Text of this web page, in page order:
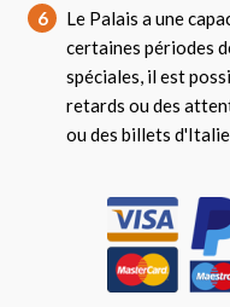
6
Le Palais a une
certaines périodes
spéciales, il est
retards ou des
ou des billets